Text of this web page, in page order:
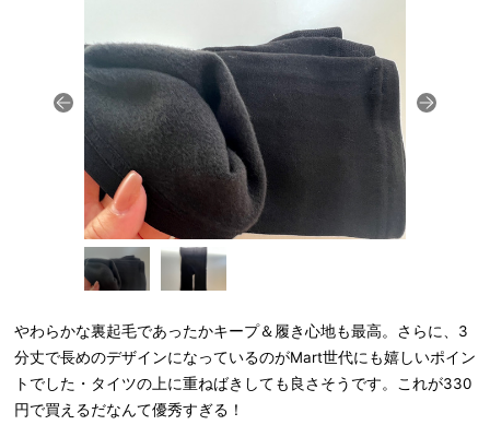
やわらかな裏起毛であったかキープ＆履き心地も最高。さらに、3
分丈で長めのデザインになっているのがMart世代にも嬉しいポイン
トでした・タイツの上に重ねばきしても良さそうです。これが330
円で買えるだなんて優秀すぎる！